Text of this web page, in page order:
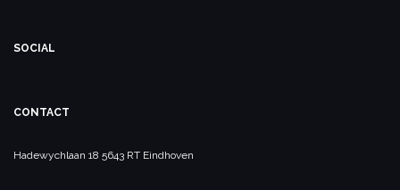
SOCIAL
CONTACT
Hadewychlaan 18 5643 RT Eindhoven